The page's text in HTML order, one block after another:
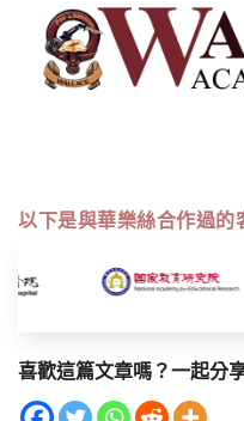
以下是與華樂絲合作過的
喜歡這篇文章嗎？一起分